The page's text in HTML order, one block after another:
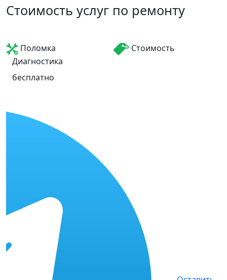
Стоимость услуг по ремонту
Поломка
Стоимость
Диагностика
бесплатно